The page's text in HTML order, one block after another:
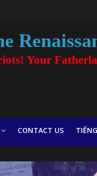
Your
CONTACT US